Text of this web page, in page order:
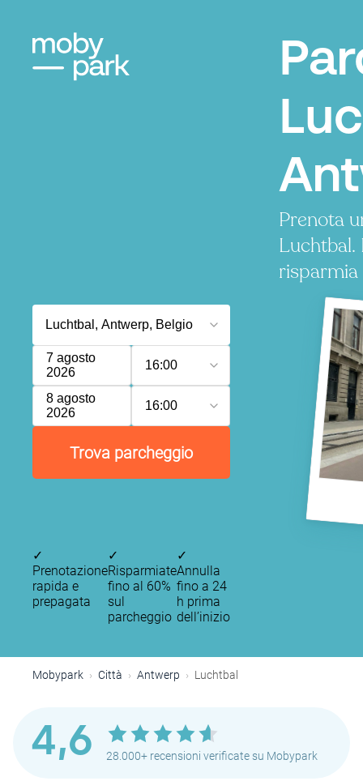
Prenota
Luchtbal.
risparmia
7 agosto
2026
16:00
8 agosto
2026
16:00
Trova parcheggio
✓
Prenotazione
rapida e
prepagata
✓
Risparmiate
fino al 60%
sul
parcheggio
✓
Annulla
fino a 24
h prima
dell’inizio
Mobypark Città Antwerp Luchtbal
4,6 28.000+ recensioni verificate su Mobypark